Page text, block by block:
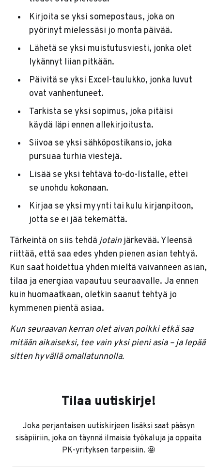
Kirjoita se yksi somepostaus, joka on
pyörinyt mielessäsi jo monta päivää.
Lähetä se yksi muistutusviesti, jonka olet
lykännyt liian pitkään.
Päivitä se yksi Excel-taulukko, jonka luvut
ovat vanhentuneet.
Tarkista se yksi sopimus, joka pitäisi
käydä läpi ennen allekirjoitusta.
Siivoa se yksi sähköpostikansio, joka
pursuaa turhia viestejä.
Lisää se yksi tehtävä to-do-listalle, ettei
se unohdu kokonaan.
Kirjaa se yksi myynti tai kulu kirjanpitoon,
jotta se ei jää tekemättä.
Tärkeintä on siis tehdä jotainjärkevää. Yleensä
riittää, että saa edes yhden pienen asian tehtyä.
Kun saat hoidettua yhden mieltä vaivanneen asian,
tilaa ja energiaa vapautuu seuraavalle. Ja ennen
kuin huomaatkaan, oletkin saanut tehtyä jo
kymmenen pientä asiaa.
Kun seuraavan kerran olet aivan poikki etkä saa
mitään aikaiseksi, tee vain yksi pieni asia – ja lepää
sitten hyvällä omallatunnolla.
Tilaa uutiskirje!
Joka perjantaisen uutiskirjeen lisäksi saat pääsyn
sisäpiiriin, joka on täynnä ilmaisia työkaluja ja oppaita
PK-yrityksen tarpeisiin. 🤩